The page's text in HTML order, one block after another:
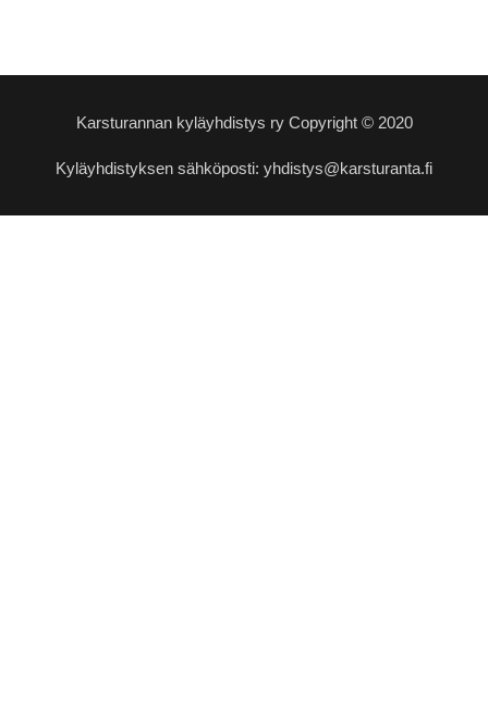
Karsturannan kyläyhdistys ry Copyright © 2020
Kyläyhdistyksen sähköposti: yhdistys@karsturanta.fi